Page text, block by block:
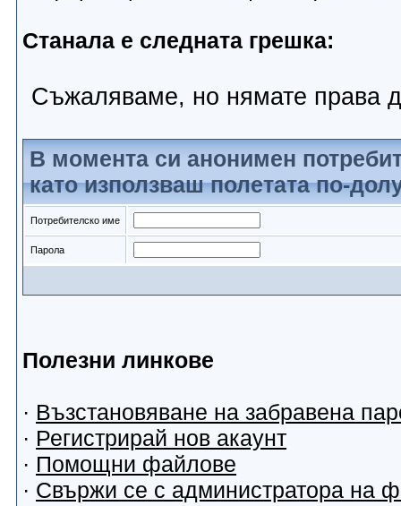
Станала е следната грешка:
Съжаляваме, но нямате права
В момента си анонимен
като използваш полетата по-
Потребителско име
Парола
Полезни линкове
· Възстановяване на забравена
· Регистрирай нов акаунт
· Помощни файлове
· Свържи се с администратора на